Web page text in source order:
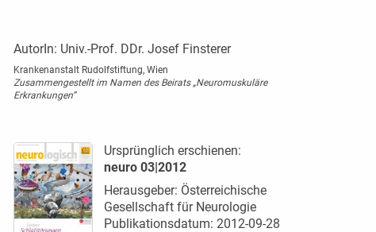
AutorIn: Univ.-Prof. DDr. Josef Finsterer
Krankenanstalt Rudolfstiftung, Wien
Zusammengestellt im Namen des Beirats „Neuromuskuläre
Erkrankungen”
Ursprünglich erschienen:
neuro 03|2012
Herausgeber: Österreichische
Gesellschaft für Neurologie
Publikationsdatum: 2012-09-28